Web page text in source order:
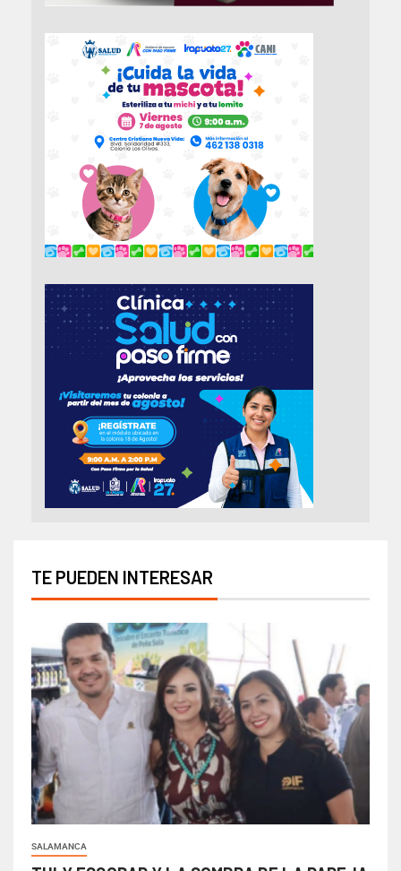
TE PUEDEN INTERESAR
SALAMANCA